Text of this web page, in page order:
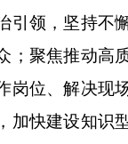
领，坚持不
；聚焦推动高
岗位、解决现
加快建设知识